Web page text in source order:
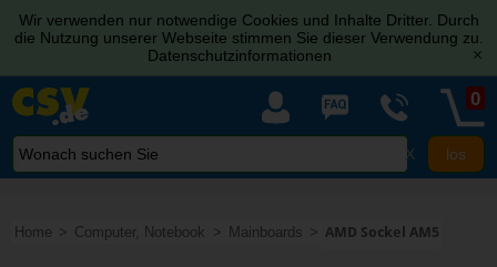
Wir verwenden nur notwendige Cookies und Inhalte Dritter. Durch
die Nutzung unserer Webseite stimmen Sie dieser Verwendung zu.
Datenschutzinformationen
[x]
X
0
Home Computer, Notebook Mainboards AMD Sockel AM5